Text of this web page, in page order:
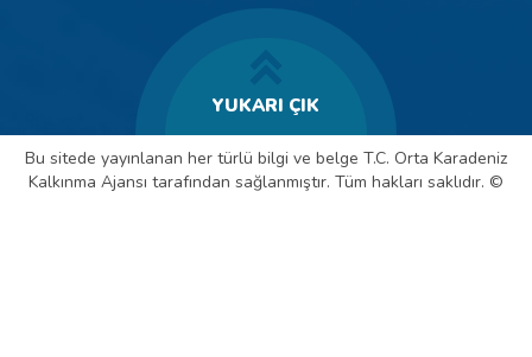
YUKARI ÇIK
Bu sitede yayınlanan her türlü bilgi ve belge T.C. Orta Karadeniz
Kalkınma Ajansı tarafından sağlanmıştır. Tüm hakları saklıdır. ©